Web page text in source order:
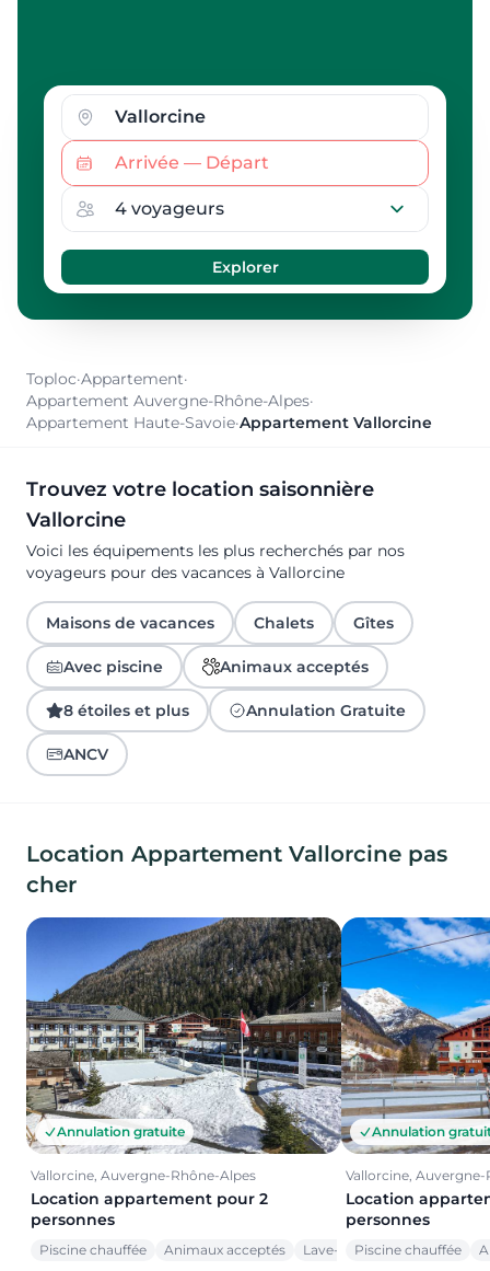
Toploc·Appartement·
Appartement Auvergne-Rhône-Alpes·
Appartement Haute-Savoie·Appartement Vallorcine
Trouvez votre location saisonnière
Vallorcine
Voici les équipements les plus recherchés par nos
voyageurs pour des vacances à Vallorcine
Maisons de vacances Chalets Gîtes
Avec piscine Animaux acceptés
8 étoiles et plus Annulation Gratuite
ANCV
Location Appartement Vallorcine pas
cher
Annulation gratuite
Vallorcine, Auvergne-Rhône-Alpes
Location appartement pour 2
personnes
Piscine chauffée Animaux acceptés Lave-vaisselle
Annulation
Vallorcine,
Location
personnes
Piscine chauffée